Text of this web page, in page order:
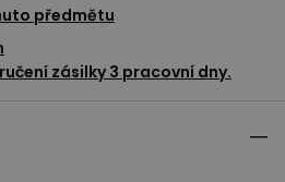
předmětu
zásilky 3 pracovní dny.